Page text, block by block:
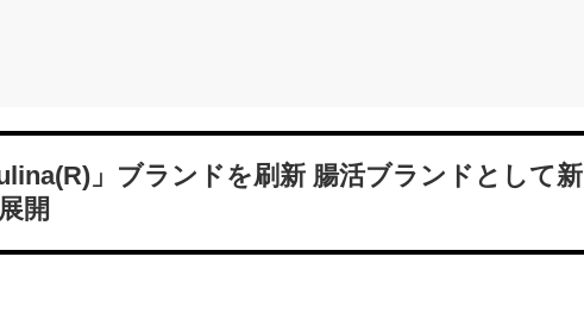
」ブランドを刷新 腸活ブランドとして新
開